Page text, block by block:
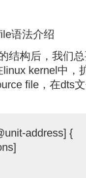
语法介绍
结构后，我们
kernel中，
file，在dts
address] {